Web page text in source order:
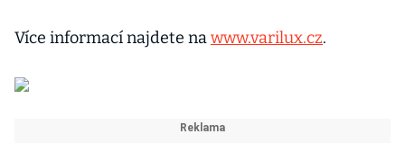
Více informací najdete nawww.varilux.cz.